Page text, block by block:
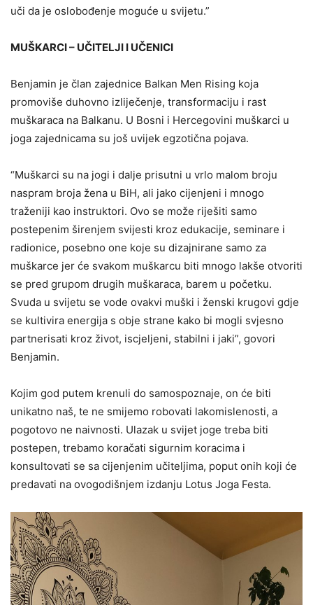
uči da je oslobođenje moguće u svijetu.”
MUŠKARCI – UČITELJI I UČENICI
Benjamin je član zajednice Balkan Men Rising koja
promoviše duhovno izliječenje, transformaciju i rast
muškaraca na Balkanu. U Bosni i Hercegovini muškarci u
joga zajednicama su još uvijek egzotična pojava.
“Muškarci su na jogi i dalje prisutni u vrlo malom broju
naspram broja žena u BiH, ali jako cijenjeni i mnogo
traženiji kao instruktori. Ovo se može riješiti samo
postepenim širenjem svijesti kroz edukacije, seminare i
radionice, posebno one koje su dizajnirane samo za
muškarce jer će svakom muškarcu biti mnogo lakše otvoriti
se pred grupom drugih muškaraca, barem u početku.
Svuda u svijetu se vode ovakvi muški i ženski krugovi gdje
se kultivira energija s obje strane kako bi mogli svjesno
partnerisati kroz život, iscjeljeni, stabilni i jaki”, govori
Benjamin.
Kojim god putem krenuli do samospoznaje, on će biti
unikatno naš, te ne smijemo robovati lakomislenosti, a
pogotovo ne naivnosti. Ulazak u svijet joge treba biti
postepen, trebamo koračati sigurnim koracima i
konsultovati se sa cijenjenim učiteljima, poput onih koji će
predavati na ovogodišnjem izdanju Lotus Joga Festa.